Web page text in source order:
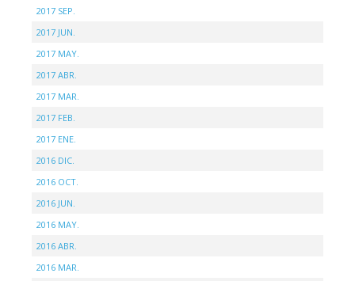
2017 SEP.
2017 JUN.
2017 MAY.
2017 ABR.
2017 MAR.
2017 FEB.
2017 ENE.
2016 DIC.
2016 OCT.
2016 JUN.
2016 MAY.
2016 ABR.
2016 MAR.